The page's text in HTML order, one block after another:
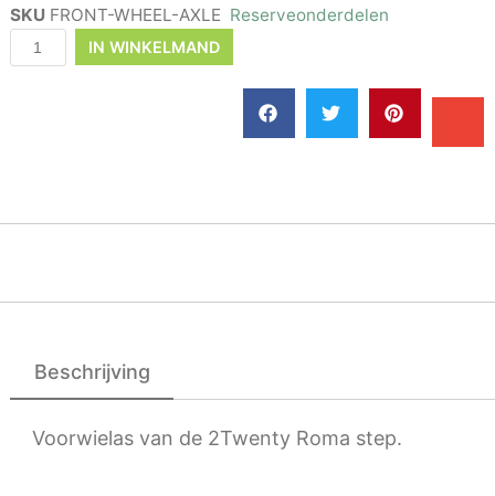
SKU FRONT-WHEEL-AXLE Reserveonderdelen
IN WINKELMAND
Beschrijving
Voorwielas van de 2Twenty Roma step.